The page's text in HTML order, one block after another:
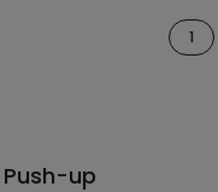
1
Push-up